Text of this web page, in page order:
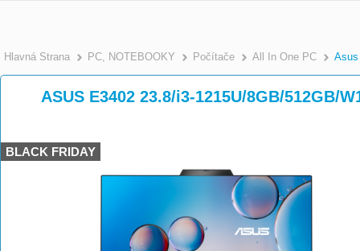
Hlavná Strana >
PC, NOTEBOOKY >
Počítače >
All In One PC Asus
ASUS E3402 23.8/i3-1215U/8GB/512GB/
BLACK FRIDAY